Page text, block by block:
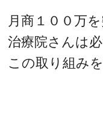
月商１００万
治療院さんは
この取り組み